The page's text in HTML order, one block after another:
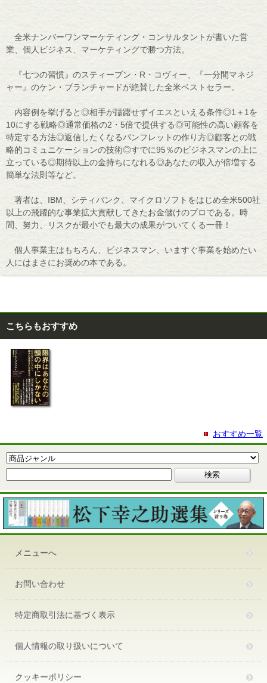
全米ナンバーワンマーケティング・コンサルタントが書いた営
業、個人ビジネス、マーケティングで勝つ方法。
『七つの習慣』のスティーブン・R・コヴィー、『一分間マネジ
ャー』のケン・ブランチャードが絶賛した全米ベストセラー。
内容例を挙げると◎相手が躊躇せずイエスといえる条件◎1＋1を
10にする戦略◎通常価格の2・5倍で提供する◎可能性の高い顧客を
特定する方法◎返信したくなるパンフレットの作り方◎顧客との戦
略的コミュニケーションの技術◎すでに95％のビジネスマンの上に
立っている◎期待以上の金持ちになれる◎あなたの収入が倍増する
簡単な法則等など。
著者は、IBM、シティバンク、マイクロソフトをはじめ全米500社
以上の飛躍的な事業拡大貢献してきたお金儲けのプロである。時
間、努力、リスクが最小でも最大の成果がついてくる一冊！
個人事業主はもちろん、ビジネスマン、いますぐ事業を始めたい
人にはまさにお奨めの本である。
こちらもおすすめ
おすすめ一覧
メニューへ
お問い合わせ
特定商取引法に基づく表示
個人情報の取り扱いについて
クッキーポリシー